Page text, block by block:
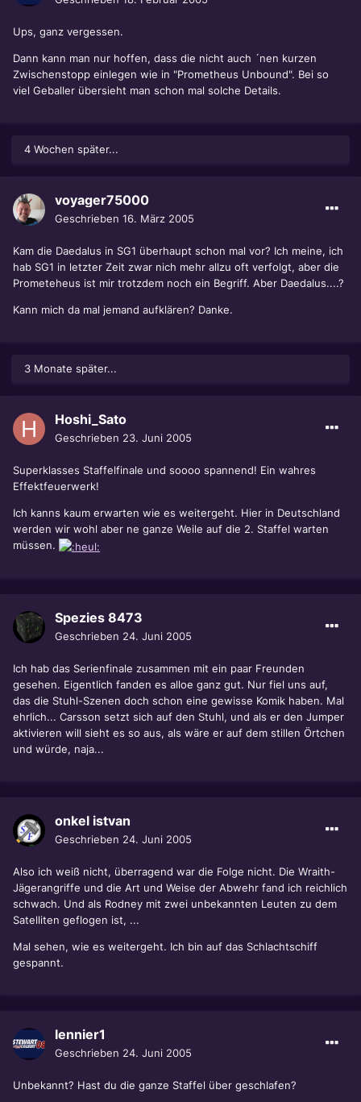
Ups, ganz vergessen.
Dann kann man nur hoffen, dass die nicht auch ´nen kurzen
Zwischenstopp einlegen wie in "Prometheus Unbound". Bei so
viel Geballer übersieht man schon mal solche Details.
4 Wochen später...
voyager75000
Geschrieben 16. März 2005
Kam die Daedalus in SG1 überhaupt schon mal vor? Ich meine, ich
hab SG1 in letzter Zeit zwar nich mehr allzu oft verfolgt, aber die
Prometeheus ist mir trotzdem noch ein Begriff. Aber Daedalus....?
Kann mich da mal jemand aufklären? Danke.
3 Monate später...
Hoshi_Sato
Geschrieben 23. Juni 2005
Superklasses Staffelfinale und soooo spannend! Ein wahres
Effektfeuerwerk!
Ich kanns kaum erwarten wie es weitergeht. Hier in Deutschland
werden wir wohl aber ne ganze Weile auf die 2. Staffel warten
müssen.
Spezies 8473
Geschrieben 24. Juni 2005
Ich hab das Serienfinale zusammen mit ein paar Freunden
gesehen. Eigentlich fanden es alloe ganz gut. Nur fiel uns auf,
das die Stuhl-Szenen doch schon eine gewisse Komik haben. Mal
ehrlich... Carsson setzt sich auf den Stuhl, und als er den Jumper
aktivieren will sieht es so aus, als wäre er auf dem stillen Örtchen
und würde, naja...
onkel istvan
Geschrieben 24. Juni 2005
Also ich weiß nicht, überragend war die Folge nicht. Die Wraith-
Jägerangriffe und die Art und Weise der Abwehr fand ich reichlich
schwach. Und als Rodney mit zwei unbekannten Leuten zu dem
Satelliten geflogen ist, ...
Mal sehen, wie es weitergeht. Ich bin auf das Schlachtschiff
gespannt.
lennier1
Geschrieben 24. Juni 2005
Unbekannt? Hast du die ganze Staffel über geschlafen?